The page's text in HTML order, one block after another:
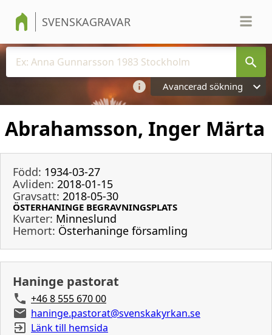
SVENSKAGRAVAR
Avancerad sökning
Abrahamsson, Inger Märta
Född: 1934-03-27
Avliden: 2018-01-15
Gravsatt: 2018-05-30
ÖSTERHANINGE BEGRAVNINGSPLATS
Kvarter: Minneslund
Hemort: Österhaninge församling
Haninge pastorat
+46 8 555 670 00
haninge.pastorat@svenskakyrkan.se
Länk till hemsida